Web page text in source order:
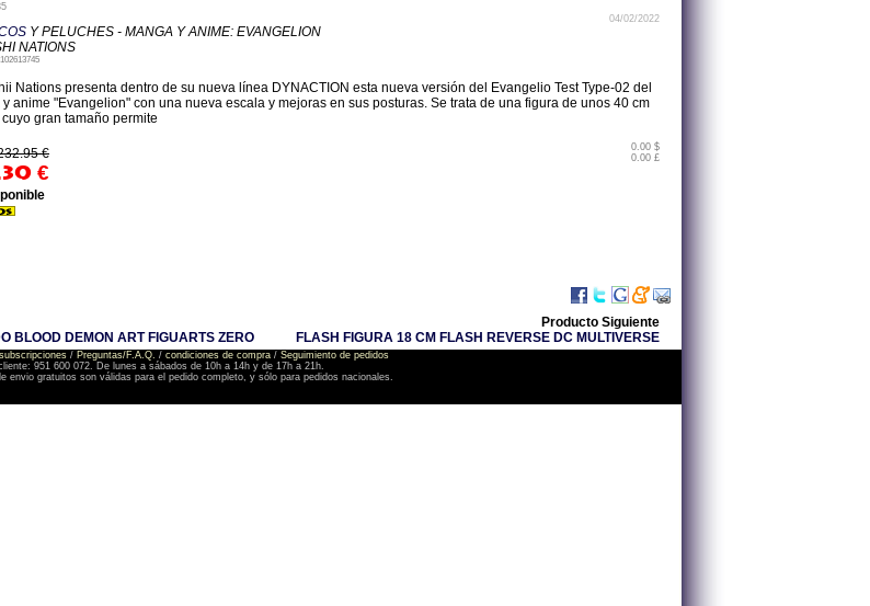
04/02/2022
Y PELUCHES - MANGA Y ANIME: EVANGELION
NATIONS
Nations presenta dentro de su nueva línea DYNACTION esta nueva versión del Evangelio Test Type-02 del
anime "Evangelion" con una nueva escala y mejoras en sus posturas. Se trata de una figura de unos 40 cm
gran tamaño permite
€
€
0.00 $
0.00 £
BLOOD DEMON ART FIGUARTS ZERO
Producto Siguiente
FLASH FIGURA 18 CM FLASH REVERSE DC MULTIVERSE
/ Preguntas/F.A.Q. / condiciones de compra / Seguimiento de pedidos
951 600 072. De lunes a sábados de 10h a 14h y de 17h a 21h.
envio gratuitos son válidas para el pedido completo, y sólo para pedidos nacionales.